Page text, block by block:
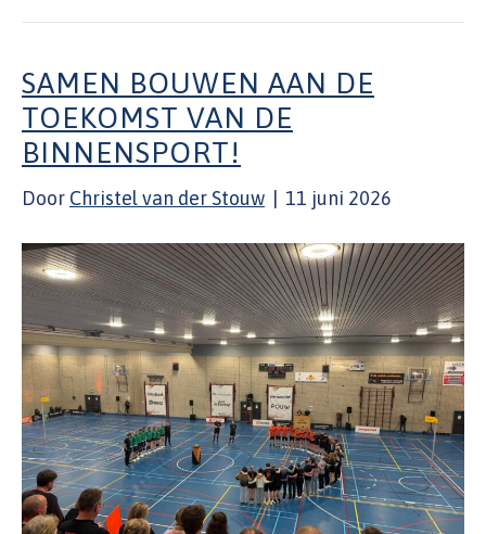
SAMEN BOUWEN AAN DE
TOEKOMST VAN DE
BINNENSPORT!
Door Christel van der Stouw | 11 juni 2026